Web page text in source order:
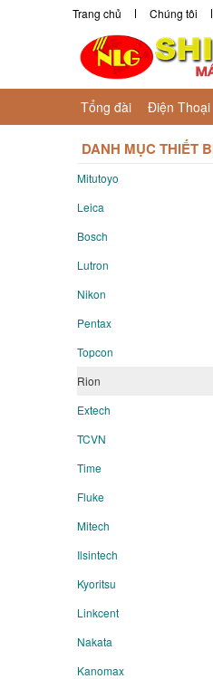
Trang chủ Chúng tôi
Tổng đài Điện Thoại
DANH MỤC THIẾT
Mitutoyo
Leica
Bosch
Lutron
Nikon
Pentax
Topcon
Rion
Extech
TCVN
Time
Fluke
Mitech
Ilsintech
Kyoritsu
Linkcent
Nakata
Kanomax